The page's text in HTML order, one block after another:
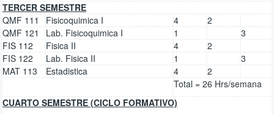
TERCER SEMESTRE
QMF 111
Fisicoquimica I 4
2
QMF 121
Lab. Fisicoquimica I 1
3
FIS 112
Fisica II 4
2
FIS 122
Lab. Fisica II 1
3
MAT 113
Estadistica 4
2
Total = 26 Hrs/semana
CUARTO SEMESTRE (CICLO FORMATIVO)